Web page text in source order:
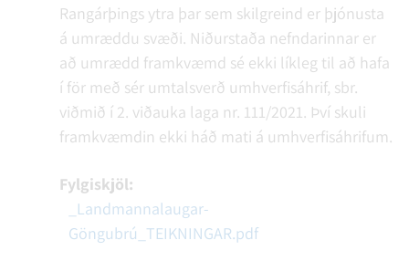
Rangárþings ytra þar sem skilgreind er þjónusta
á umræddu svæði. Niðurstaða nefndarinnar er
að umrædd framkvæmd sé ekki líkleg til að hafa
í för með sér umtalsverð umhverfisáhrif, sbr.
viðmið í 2. viðauka laga nr. 111/2021. Því skuli
framkvæmdin ekki háð mati á umhverfisáhrifum.
Fylgiskjöl:
_Landmannalaugar-
Göngubrú_TEIKNINGAR.pdf